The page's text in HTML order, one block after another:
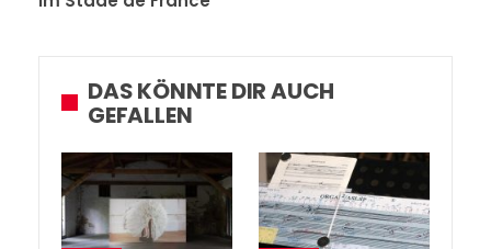
DAS KÖNNTE DIR AUCH
GEFALLEN